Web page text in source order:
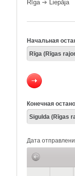
Rīga➔ Liepāja
Начальная
Конечная
Дата